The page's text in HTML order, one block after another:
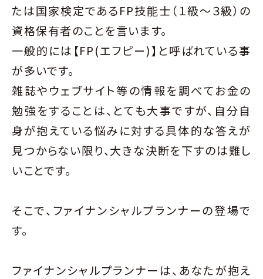
たは国家検定であるFP技能士（１級〜３級）の
資格保有者のことを言います。
一般的には【FP(エフピー)】と呼ばれている事
が多いです。
雑誌やウェブサイト等の情報を調べてお金の
勉強をすることは、とても大事ですが、自分自
身が抱えている悩みに対する具体的な答えが
見つからない限り、大きな決断を下すのは難し
いことです。
そこで、ファイナンシャルプランナーの登場で
す。
ファイナンシャルプランナーは、あなたが抱え